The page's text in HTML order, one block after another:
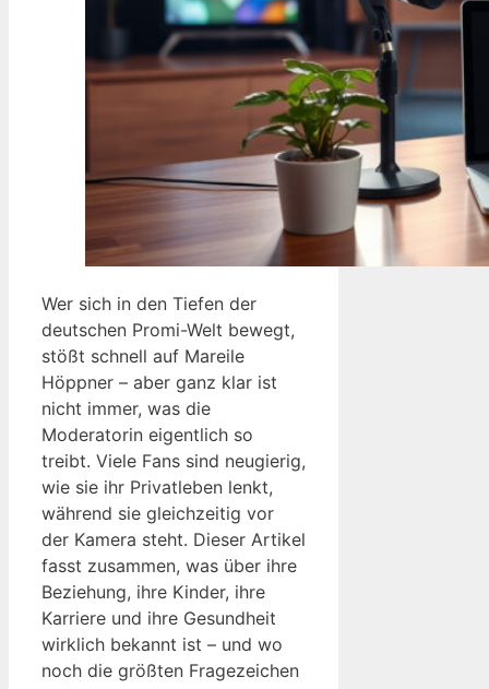
Wer sich in den Tiefen der
deutschen Promi-Welt bewegt,
stößt schnell auf Mareile
Höppner – aber ganz klar ist
nicht immer, was die
Moderatorin eigentlich so
treibt. Viele Fans sind neugierig,
wie sie ihr Privatleben lenkt,
während sie gleichzeitig vor
der Kamera steht. Dieser Artikel
fasst zusammen, was über ihre
Beziehung, ihre Kinder, ihre
Karriere und ihre Gesundheit
wirklich bekannt ist – und wo
noch die größten Fragezeichen